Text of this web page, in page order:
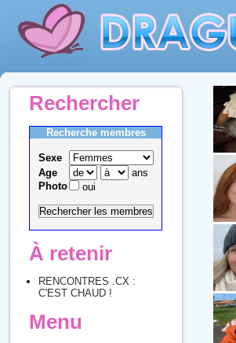
Rechercher
Recherche membres
Sexe
Age
ans
Photo
oui
À retenir
RENCONTRES .CX :
C'EST CHAUD !
Menu